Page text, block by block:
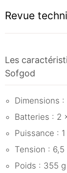
Revue
Les
Sofgod
Dimensions
Batteries : 2
Puissance : 1
Tension : 6,5
Poids : 355